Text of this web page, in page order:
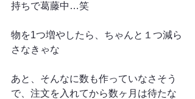
持ちで葛藤中…笑
物を1つ増やしたら、ちゃんと１つ減ら
さなきゃな
あと、そんなに数も作っていなさそう
で、注文を入れてから数ヶ月は待たな